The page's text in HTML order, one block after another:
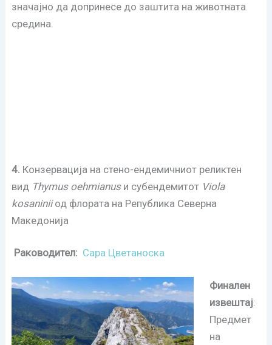
значајно да допринесе до заштита на животната
средина.
4. Конзервација на стено-ендемичниот реликтен
вид Thymus oehmianusи субендемитот Viola
kosaniniiод флората на Република Северна
Македонија
Раководител: Сара Цветаноcка
Финален
извештај:
Предмет
на